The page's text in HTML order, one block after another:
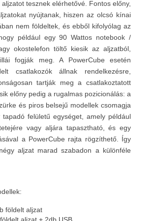
tesznek elérhetővé. Fontos előny,
nyújtanak, hiszen az olcsó kínai
nem földeltek, és ebből kifolyólag az
például egy 90 Wattos notebook /
okostelefon töltő kiesik az aljzatból,
fogják meg. A PowerCube esetén
csatlakozók állnak rendelkezésre,
tartják meg a csatlakoztatott
előny pedig a rugalmas pozicionálás: a
és piros belsejű modellek csomagja
tapadó felületű egységet, amely például
vagy aljára tapasztható, és egy
a PowerCube rajta rögzíthető. Így
aljzat marad szabadon a különféle
földelt aljzat